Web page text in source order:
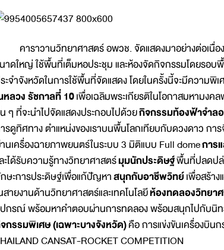
คาราวานวิทยาศาสตร์ อพวช. จัดแสดงมาอย่างต่อเนื่อง
าดใหญ่ ใช้พื้นที่เต็มหอประชุม และห้องจัดกิจกรรมโดยรอ
ะจำจังหวัดในการใช้พื้นที่จัดแสดง โดยในครั้งนี้จะมีความ
หลวง รัชกาลที่ 10เพื่อเฉลิมพระเกียรติในโอกาสมหามงค
ๆ ที่จะนำไปจัดแสดงประกอบไปด้วยกิจกรรมท้องฟ้าจำล
รดูทิศทาง ตำแหน่งของเราบนพื้นโลกเทียบกับดวงดาว กา
นเครื่องฉายภาพยนตร์ในระบบ 3 มิติแบบ Full domeการ
ะได้รับความรู้ทางวิทยาศาสตร์มุมนักประดิษฐ์พื้นที่ปลดปล่
ษะการประดิษฐ์เพื่อแก้ปัญหาสนุกกับอาชีพวิทย์เพื่อสร้าง
สายงานด้านวิทยาศาสตร์และเทคโนโลยีห้องทดลองวิทยา
กรณ์ พร้อมหาคำตอบผ่านการทดลอง พร้อมสนุกไปกับนิท
กรรมพิเศษ (เฉพาะบางจังหวัด)คือ การแข่งขันเครื่องบิน
CANSAT-ROCKET COMPETITION